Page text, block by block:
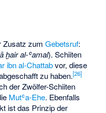
Zusatz zumGebetsruf:
ḫair al-ʿamal). Schiiten
ibn al-Chattabvor, diese
zu haben.[26]
der Zwölfer-Schiiten
Mutʿa-Ehe. Ebenfalls
ist das Prinzip der